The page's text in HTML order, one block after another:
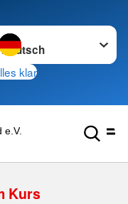
wechseln zu
klar
e.V.
Kurs